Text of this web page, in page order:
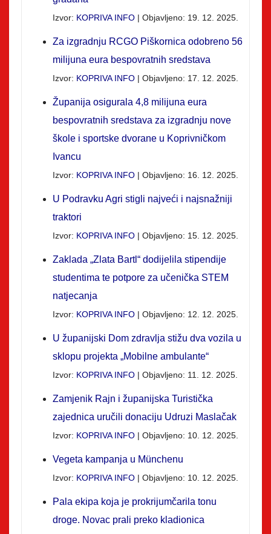
Izvor: KOPRIVA INFO Objavljeno: 19. 12. 2025.
Za izgradnju RCGO Piškornica odobreno 56
milijuna eura bespovratnih sredstava
Izvor: KOPRIVA INFO Objavljeno: 17. 12. 2025.
Županija osigurala 4,8 milijuna eura
bespovratnih sredstava za izgradnju nove
škole i sportske dvorane u Koprivničkom
Ivancu
Izvor: KOPRIVA INFO Objavljeno: 16. 12. 2025.
U Podravku Agri stigli najveći i najsnažniji
traktori
Izvor: KOPRIVA INFO Objavljeno: 15. 12. 2025.
Zaklada „Zlata Bartl“ dodijelila stipendije
studentima te potpore za učenička STEM
natjecanja
Izvor: KOPRIVA INFO Objavljeno: 12. 12. 2025.
U županijski Dom zdravlja stižu dva vozila u
sklopu projekta „Mobilne ambulante“
Izvor: KOPRIVA INFO Objavljeno: 11. 12. 2025.
Zamjenik Rajn i županijska Turistička
zajednica uručili donaciju Udruzi Maslačak
Izvor: KOPRIVA INFO Objavljeno: 10. 12. 2025.
​​Vegeta kampanja u Münchenu
Izvor: KOPRIVA INFO Objavljeno: 10. 12. 2025.
Pala ekipa koja je prokrijumčarila tonu
droge. Novac prali preko kladionica